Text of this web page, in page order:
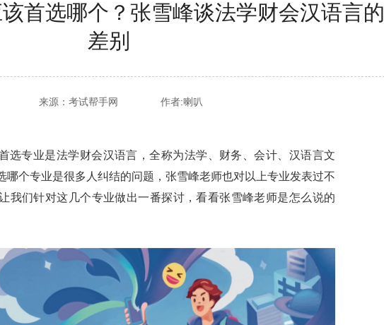
首选哪个？张雪峰谈法学财会汉语言的
差别
来源：考试帮手网 作者:喇叭
选专业是法学财会汉语言，全称为法学、财务、会计、汉语言文
哪个专业是很多人纠结的问题，张雪峰老师也对以上专业发表过不
我们针对这几个专业做出一番探讨，看看张雪峰老师是怎么说的